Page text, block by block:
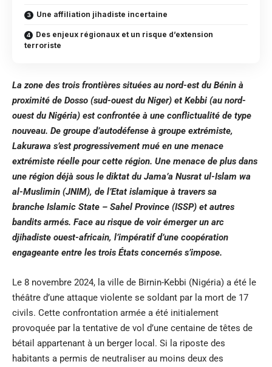
Une affiliation jihadiste incertaine
Des enjeux régionaux et un risque d’extension
terroriste
La zone des trois frontières situées au nord-est du Bénin à
proximité de Dosso (sud-ouest du Niger) et Kebbi (au nord-
ouest du Nigéria) est confrontée à une conflictualité de type
nouveau. De groupe d’autodéfense à groupe extrémiste,
Lakurawa s’est progressivement mué en une menace
extrémiste réelle pour cette région. Une menace de plus dans
une région déjà sous le diktat du Jama’a Nusrat ul-Islam wa
al-Muslimin (JNIM), de l’Etat islamique à travers sa
branche Islamic State – Sahel Province (ISSP) et autres
bandits armés. Face au risque de voir émerger un arc
djihadiste ouest-africain, l’impératif d’une coopération
engageante entre les trois États concernés s’impose.
Le 8 novembre 2024, la ville de Birnin-Kebbi (Nigéria) a été le
théâtre d’une attaque violente se soldant par la mort de 17
civils. Cette confrontation armée a été initialement
provoquée par la tentative de vol d’une centaine de têtes de
bétail appartenant à un berger local. Si la riposte des
habitants a permis de neutraliser au moins deux des